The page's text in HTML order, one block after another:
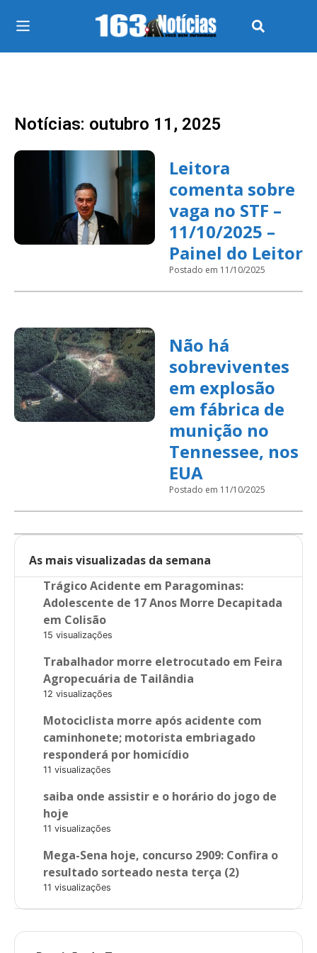
Notícias: outubro 11, 2025
Leitora
comenta sobre
vaga no STF –
11/10/2025 –
Painel do Leitor
Postado em 11/10/2025
Não há
sobreviventes
em explosão
em fábrica de
munição no
Tennessee, nos
EUA
Postado em 11/10/2025
As mais visualizadas da semana
Trágico Acidente em Paragominas:
Adolescente de 17 Anos Morre Decapitada
em Colisão
15 visualizações
Trabalhador morre eletrocutado em Feira
Agropecuária de Tailândia
12 visualizações
Motociclista morre após acidente com
caminhonete; motorista embriagado
responderá por homicídio
11 visualizações
saiba onde assistir e o horário do jogo de
hoje
11 visualizações
Mega-Sena hoje, concurso 2909: Confira o
resultado sorteado nesta terça (2)
11 visualizações